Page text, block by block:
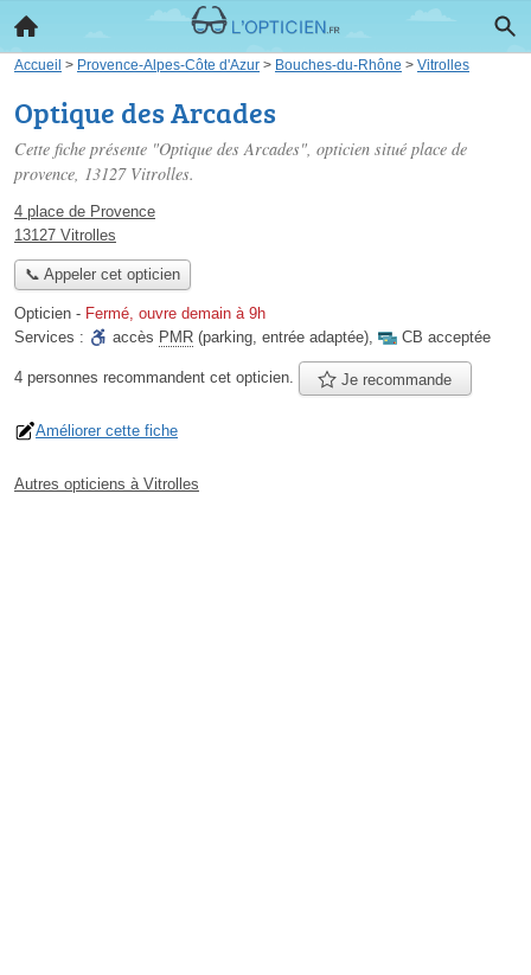
Accueil > Provence-Alpes-Côte d'Azur > Bouches-du-Rhône > Vitrolles
Optique des Arcades
Cette fiche présente "Optique des Arcades", opticien situé place de
provence, 13127 Vitrolles.
4 place de Provence
13127 Vitrolles
📞 Appeler cet opticien
Opticien - Fermé, ouvre demain à 9h
Services :
accès PMR (parking, entrée adaptée), CB acceptée
4 personnes recommandent cet opticien. Je recommande
Améliorer cette fiche
Autres opticiens à Vitrolles